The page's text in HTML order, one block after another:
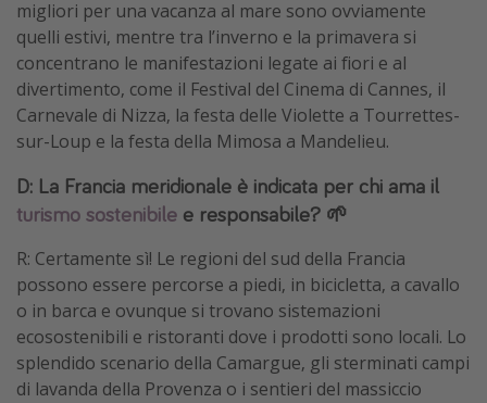
migliori per una vacanza al mare sono ovviamente
quelli estivi, mentre tra l’inverno e la primavera si
concentrano le manifestazioni legate ai fiori e al
divertimento, come il Festival del Cinema di Cannes, il
Carnevale di Nizza, la festa delle Violette a Tourrettes-
sur-Loup e la festa della Mimosa a Mandelieu.
D: La Francia meridionale è indicata per chi ama il
turismo sostenibile e responsabile? 🌱
R: Certamente sì! Le regioni del sud della Francia
possono essere percorse a piedi, in bicicletta, a cavallo
o in barca e ovunque si trovano sistemazioni
ecosostenibili e ristoranti dove i prodotti sono locali. Lo
splendido scenario della Camargue, gli sterminati campi
di lavanda della Provenza o i sentieri del massiccio